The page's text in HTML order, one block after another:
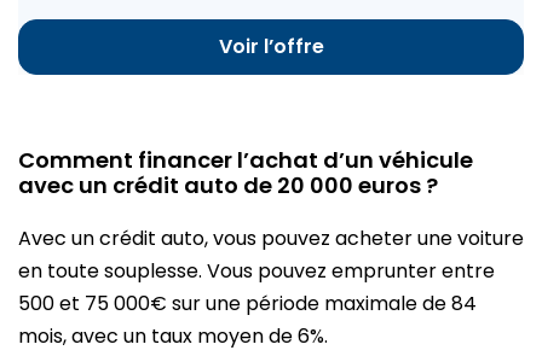
Voir l’offre
Comment financer l’achat d’un véhicule
avec un crédit auto de 20 000 euros ?
Avec un crédit auto, vous pouvez acheter une voiture
en toute souplesse. Vous pouvez emprunter entre
500 et 75 000€ sur une période maximale de 84
mois, avec un taux moyen de 6%.